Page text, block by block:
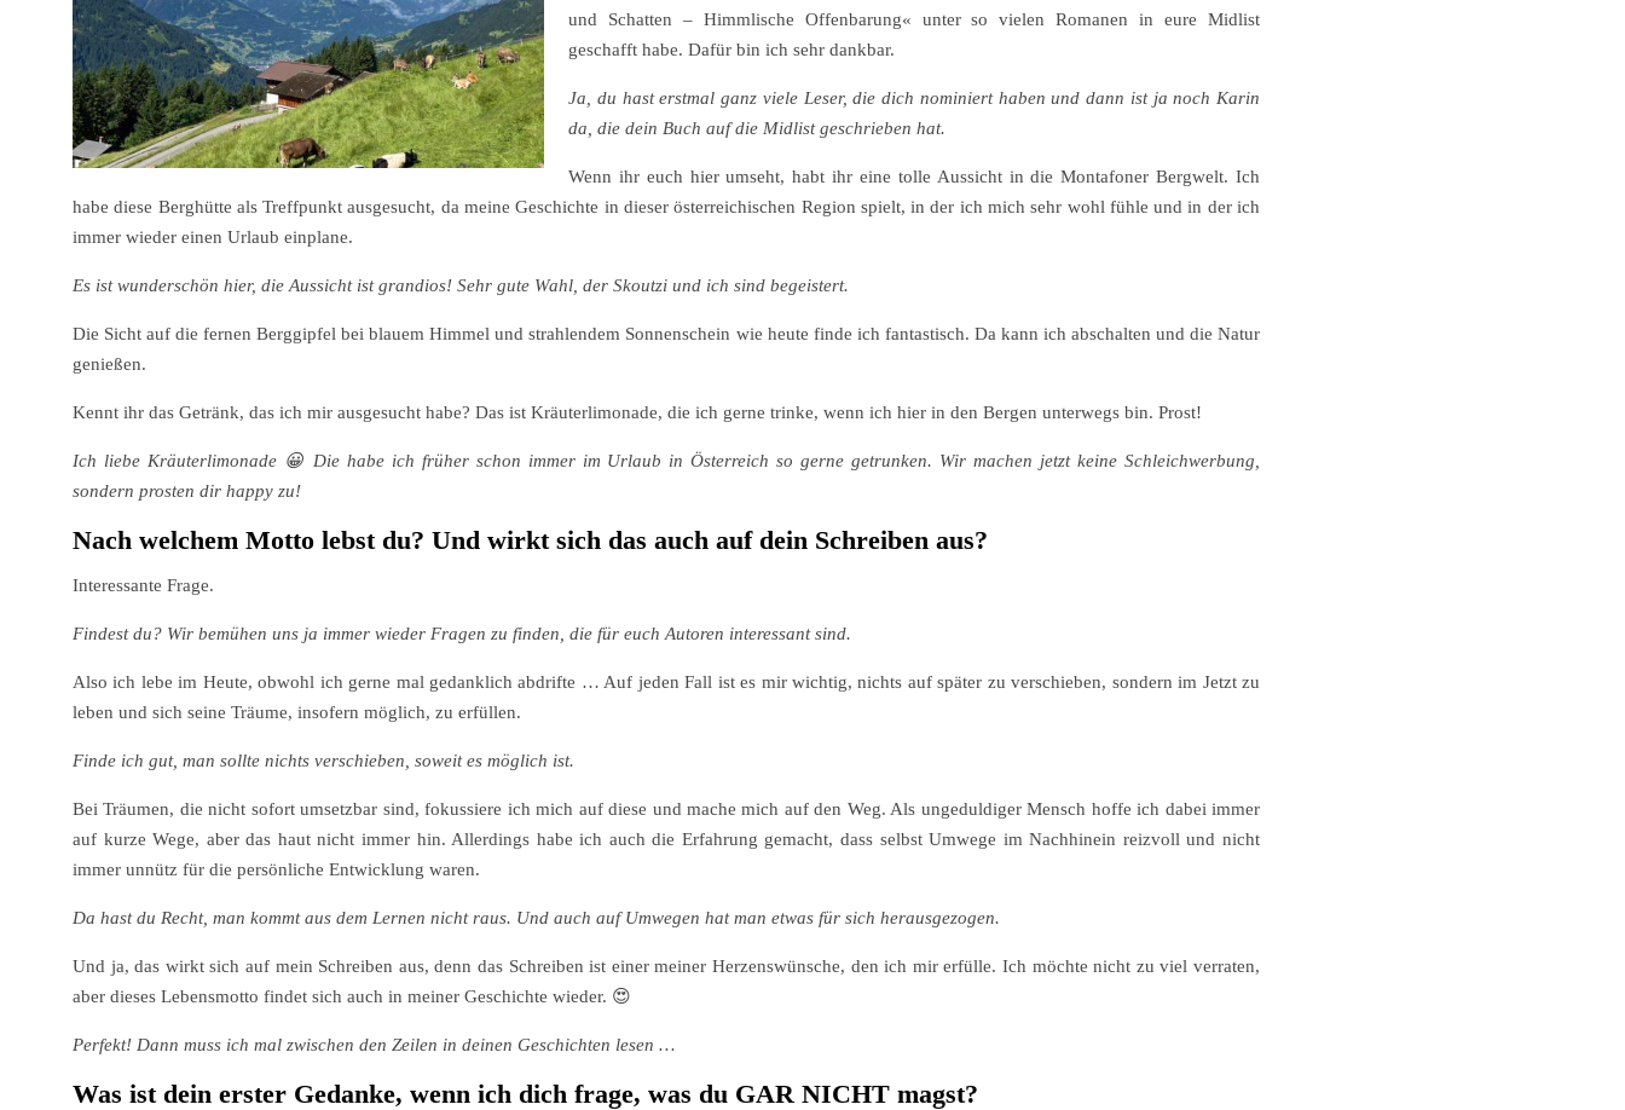
und Schatten – Himmlische Offenbarung« unter so vielen Romanen in eure Midlist
geschafft habe. Dafür bin ich sehr dankbar.
Ja, du hast erstmal ganz viele Leser, die dich nominiert haben und dann ist ja noch Karin
da, die dein Buch auf die Midlist geschrieben hat.
Wenn ihr euch hier umseht, habt ihr eine tolle Aussicht in die Montafoner Bergwelt. Ich
habe diese Berghütte als Treffpunkt ausgesucht, da meine Geschichte in dieser österreichischen Region spielt, in der ich mich sehr wohl fühle und in der ich
immer wieder einen Urlaub einplane.
Es ist wunderschön hier, die Aussicht ist grandios! Sehr gute Wahl, der Skoutzi und ich sind begeistert.
Die Sicht auf die fernen Berggipfel bei blauem Himmel und strahlendem Sonnenschein wie heute finde ich fantastisch. Da kann ich abschalten und die Natur
genießen.
Kennt ihr das Getränk, das ich mir ausgesucht habe? Das ist Kräuterlimonade, die ich gerne trinke, wenn ich hier in den Bergen unterwegs bin. Prost!
Ich liebe Kräuterlimonade 😀 Die habe ich früher schon immer im Urlaub in Österreich so gerne getrunken. Wir machen jetzt keine Schleichwerbung,
sondern prosten dir happy zu!
Nach welchem Motto lebst du? Und wirkt sich das auch auf dein Schreiben aus?
Interessante Frage.
Findest du? Wir bemühen uns ja immer wieder Fragen zu finden, die für euch Autoren interessant sind.
Also ich lebe im Heute, obwohl ich gerne mal gedanklich abdrifte … Auf jeden Fall ist es mir wichtig, nichts auf später zu verschieben, sondern im Jetzt zu
leben und sich seine Träume, insofern möglich, zu erfüllen.
Finde ich gut, man sollte nichts verschieben, soweit es möglich ist.
Bei Träumen, die nicht sofort umsetzbar sind, fokussiere ich mich auf diese und mache mich auf den Weg. Als ungeduldiger Mensch hoffe ich dabei immer
auf kurze Wege, aber das haut nicht immer hin. Allerdings habe ich auch die Erfahrung gemacht, dass selbst Umwege im Nachhinein reizvoll und nicht
immer unnütz für die persönliche Entwicklung waren.
Da hast du Recht, man kommt aus dem Lernen nicht raus. Und auch auf Umwegen hat man etwas für sich herausgezogen.
Und ja, das wirkt sich auf mein Schreiben aus, denn das Schreiben ist einer meiner Herzenswünsche, den ich mir erfülle. Ich möchte nicht zu viel verraten,
aber dieses Lebensmotto findet sich auch in meiner Geschichte wieder. 😍
Perfekt! Dann muss ich mal zwischen den Zeilen in deinen Geschichten lesen …
Was ist dein erster Gedanke, wenn ich dich frage, was du GAR NICHT magst?